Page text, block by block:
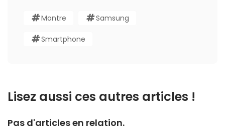
Montre Samsung
Smartphone
Lisez aussi ces autres articles !
Pas d'articles en relation.